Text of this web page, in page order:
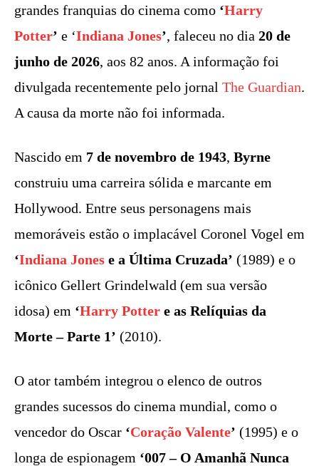
grandes franquias do cinema como ‘Harry
Potter’ e ‘Indiana Jones’, faleceu no dia 20 de
junho de 2026, aos 82 anos. A informação foi
divulgada recentemente pelo jornal The Guardian.
A causa da morte não foi informada.
Nascido em 7 de novembro de 1943, Byrne
construiu uma carreira sólida e marcante em
Hollywood. Entre seus personagens mais
memoráveis estão o implacável Coronel Vogel em
‘Indiana Jones e a Última Cruzada’ (1989) e o
icônico Gellert Grindelwald (em sua versão
idosa) em ‘Harry Potter e as Relíquias da
Morte – Parte 1’ (2010).
O ator também integrou o elenco de outros
grandes sucessos do cinema mundial, como o
vencedor do Oscar ‘Coração Valente’ (1995) e o
longa de espionagem ‘007 – O Amanhã Nunca